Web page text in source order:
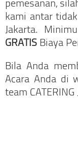
pemesanan,
kami antar
Jakarta.
GRATIS Biaya
Bila Anda
Acara Anda di
team CATERING